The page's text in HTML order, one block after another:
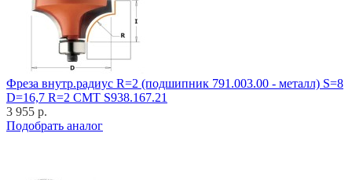
Фреза внутр.радиус R=2 (подшипник 791.003.00 - металл) S=8
D=16,7 R=2 CMT S938.167.21
3 955 р.
Подобрать аналог